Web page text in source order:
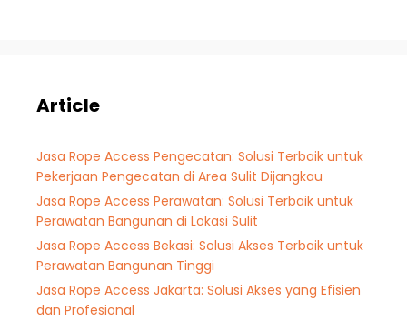
Article
Jasa Rope Access Pengecatan: Solusi Terbaik untuk
Pekerjaan Pengecatan di Area Sulit Dijangkau
Jasa Rope Access Perawatan: Solusi Terbaik untuk
Perawatan Bangunan di Lokasi Sulit
Jasa Rope Access Bekasi: Solusi Akses Terbaik untuk
Perawatan Bangunan Tinggi
Jasa Rope Access Jakarta: Solusi Akses yang Efisien
dan Profesional